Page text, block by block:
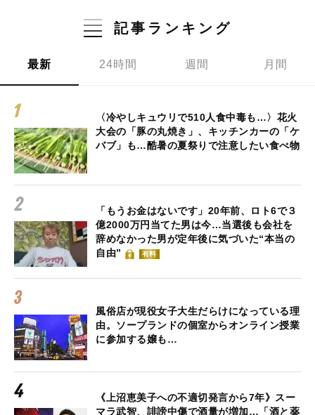
記事ランキング
最新 24時間 週間 月間
〈冷やしキュウリで510人食中毒も…〉花火
大会の「豚の丸焼き」、キッチンカーの「ケ
バブ」も…酷暑の夏祭りで注意したい食べ物
「もうお金はないです」20年前、ロト6で３
億2000万円当てた男は今…当選後も会社を
辞めなかった男が定年後に気づいた“本当の
自由”
有料
風俗店が現役女子大生だらけになっている理
由。ソープランドの個室からオンライン授業
に参加する嬢も…
《上沼恵美子への不適切発言から7年》スー
マラ武智、誹謗中傷で酒量が増加…「酒と薬